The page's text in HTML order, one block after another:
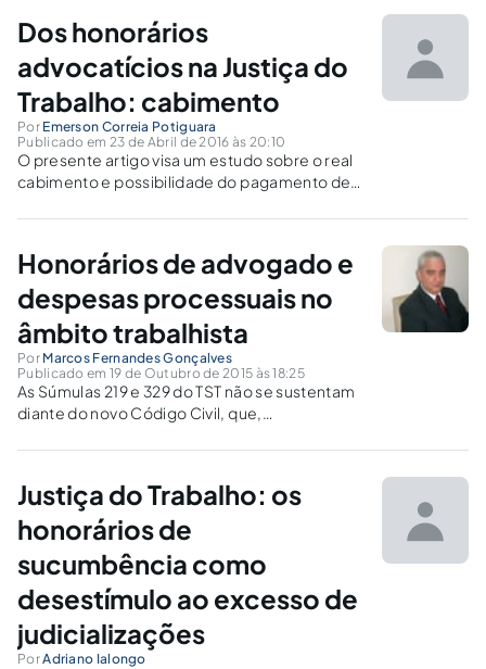
Dos honorários
advocatícios na Justiça do
Trabalho: cabimento
Por Emerson Correia Potiguara
Publicado em 23 de Abril de 2016 às 20:10
O presente artigo visa um estudo sobre o real
cabimento e possibilidade do pagamento de
para as partes que não estão representadas
Honorários de advogado e
despesas processuais no
âmbito trabalhista
Por Marcos Fernandes Gonçalves
Publicado em 19 de Outubro de 2015 às 18:25
As Súmulas 219 e 329 do TST não se sustentam
diante do novo Código Civil, que,
cumprimento de obrigação contratual. Se o
deve arcar com honorários de advogado.
Justiça do Trabalho: os
honorários de
sucumbência como
desestímulo ao excesso de
judicializações
PorAdriano Ialongo